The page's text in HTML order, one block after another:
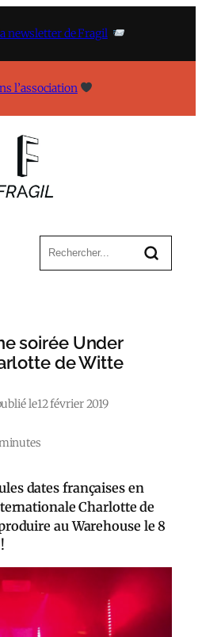
newsletter de Fragil
l’association
soirée Under
de Witte
le12 février 2019
dates françaises en
Charlotte de
au Warehouse le 8